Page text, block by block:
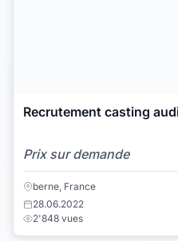
Recrutement casting
Prix sur demande
berne, France
28.06.2022
2'848 vues